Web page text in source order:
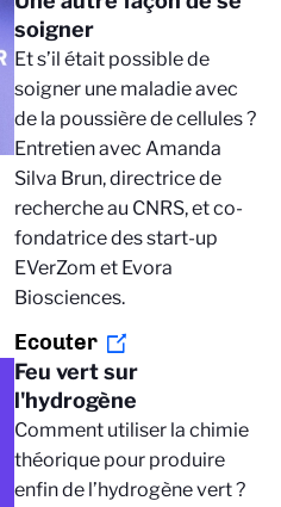
soigner
Et s’il était possible de
soigner une maladie avec
de la poussière de cellules ?
Entretien avec Amanda
Silva Brun, directrice de
recherche au CNRS, et co-
fondatrice des start-up
EVerZom et Evora
Biosciences.
Ecouter
Feu vert sur
l'hydrogène
Comment utiliser la chimie
théorique pour produire
enfin de l’hydrogène vert ?